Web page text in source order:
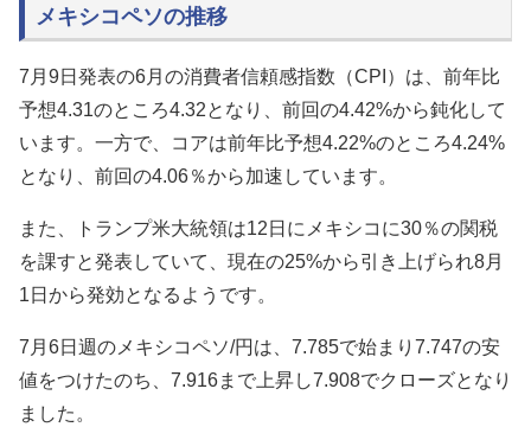
メキシコペソの推移
7月9日発表の6月の消費者信頼感指数（CPI）は、前年比
予想4.31のところ4.32となり、前回の4.42%から鈍化して
います。一方で、コアは前年比予想4.22%のところ4.24%
となり、前回の4.06％から加速しています。
また、トランプ米大統領は12日にメキシコに30％の関税
を課すと発表していて、現在の25%から引き上げられ8月
1日から発効となるようです。
7月6日週のメキシコペソ/円は、7.785で始まり7.747の安
値をつけたのち、7.916まで上昇し7.908でクローズとなり
ました。